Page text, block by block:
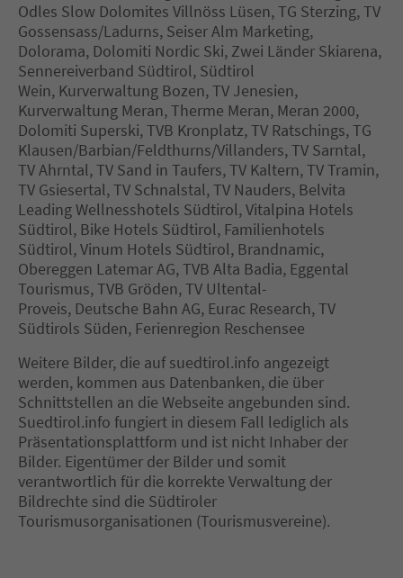
Odles Slow Dolomites Villnöss Lüsen, TG Sterzing, TV
Gossensass/Ladurns, Seiser Alm Marketing,
Dolorama, Dolomiti Nordic Ski, Zwei Länder Skiarena,
Sennereiverband Südtirol, Südtirol
Wein, Kurverwaltung Bozen, TV Jenesien,
Kurverwaltung Meran, Therme Meran, Meran 2000,
Dolomiti Superski, TVB Kronplatz, TV Ratschings, TG
Klausen/Barbian/Feldthurns/Villanders, TV Sarntal,
TV Ahrntal, TV Sand in Taufers, TV Kaltern, TV Tramin,
TV Gsiesertal, TV Schnalstal, TV Nauders, Belvita
Leading Wellnesshotels Südtirol, Vitalpina Hotels
Südtirol, Bike Hotels Südtirol, Familienhotels
Südtirol, Vinum Hotels Südtirol, Brandnamic,
Obereggen Latemar AG, TVB Alta Badia, Eggental
Tourismus, TVB Gröden, TV Ultental-
Proveis, Deutsche Bahn AG, Eurac Research, TV
Südtirols Süden, Ferienregion Reschensee
Weitere Bilder, die auf suedtirol.info angezeigt
werden, kommen aus Datenbanken, die über
Schnittstellen an die Webseite angebunden sind.
Suedtirol.info fungiert in diesem Fall lediglich als
Präsentationsplattform und ist nicht Inhaber der
Bilder. Eigentümer der Bilder und somit
verantwortlich für die korrekte Verwaltung der
Bildrechte sind die Südtiroler
Tourismusorganisationen (Tourismusvereine).